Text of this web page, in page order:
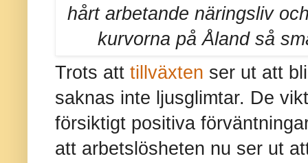
hårt arbetande näringsliv
kurvorna på Åland så
Trots att tillväxten ser ut att
saknas inte ljusglimtar. De
försiktigt positiva
att arbetslösheten nu ser ut